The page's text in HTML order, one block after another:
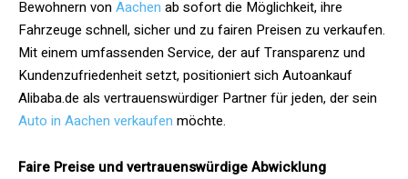
Bewohnern vonAachen ab sofort die Möglichkeit, ihre
Fahrzeuge schnell, sicher und zu fairen Preisen zu verkaufen.
Mit einem umfassenden Service, der auf Transparenz und
Kundenzufriedenheit setzt, positioniert sich Autoankauf
Alibaba.de als vertrauenswürdiger Partner für jeden, der sein
Auto in Aachen verkaufen möchte.
Faire Preise und vertrauenswürdige Abwicklung